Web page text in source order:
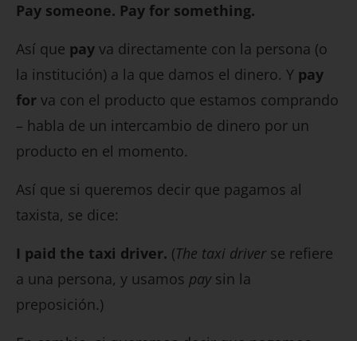
Pay someone. Pay for something.
Así que pay va directamente con la persona (o
la institución) a la que damos el dinero. Y pay
for va con el producto que estamos comprando
– habla de un intercambio de dinero por un
producto en el momento.
Así que si queremos decir que pagamos al
taxista, se dice:
I paid the taxi driver. (The taxi driver se refiere
a una persona, y usamos paysin la
preposición.)